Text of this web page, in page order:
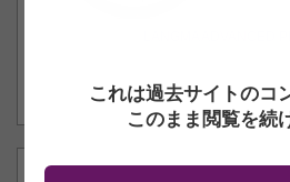
これは過去サイトのコ
このまま閲覧を続